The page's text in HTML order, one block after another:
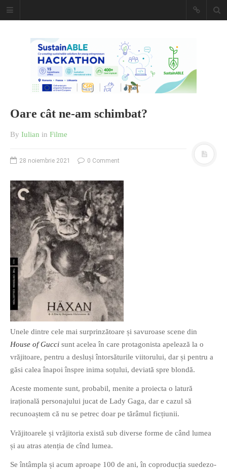
Caiet de
insemnari
DESCARCĂ!
O poveste in care sexul se
confunda cu dragostea,
cinismul cu idealismul si
poezia cu umorul.
DESCARCĂ!
Oare cât ne-am schimbat?
By Iulian in Filme
28 noiembrie 2021 0 Comment
Unele dintre cele mai surprinzătoare și savuroase scene din
House of Gucci sunt acelea în care protagonista apelează la o
vrăjitoare, pentru a desluși întorsăturile viitorului, dar și pentru a
găsi calea înapoi înspre inima soțului, deviată spre blondă.
Aceste momente sunt, probabil, menite a proiecta o latură
irațională personajului jucat de Lady Gaga, dar e cazul să
recunoaștem că nu se petrec doar pe tărâmul ficțiunii.
Vrăjitoarele și vrăjitoria există sub diverse forme de când lumea
și au atras atenția de cînd lumea.
Se întâmpla și acum aproape 100 de ani, în coproducția suedezo-